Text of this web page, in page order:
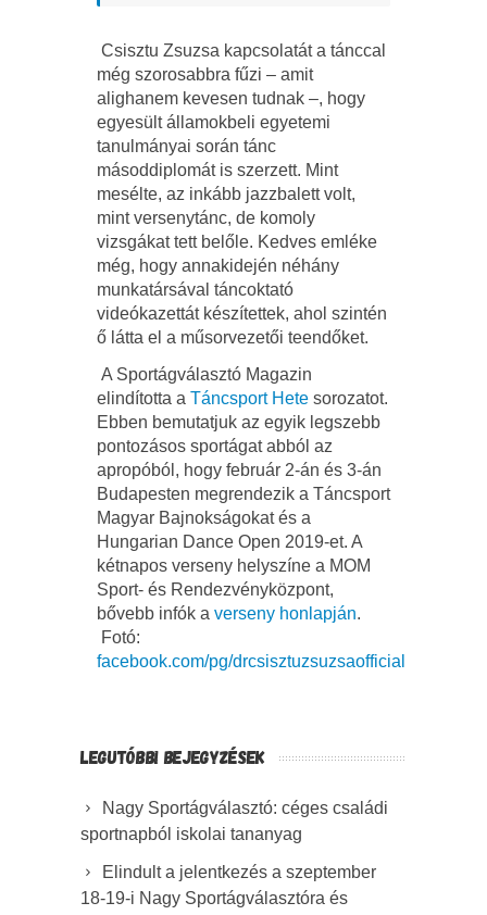
Csisztu Zsuzsa kapcsolatát a tánccal
még szorosabbra fűzi – amit
alighanem kevesen tudnak –, hogy
egyesült államokbeli egyetemi
tanulmányai során tánc
másoddiplomát is szerzett. Mint
mesélte, az inkább jazzbalett volt,
mint versenytánc, de komoly
vizsgákat tett belőle. Kedves emléke
még, hogy annakidején néhány
munkatársával táncoktató
videókazettát készítettek, ahol szintén
ő látta el a műsorvezetői teendőket.
A Sportágválasztó Magazin
elindította a Táncsport Hete sorozatot.
Ebben bemutatjuk az egyik legszebb
pontozásos sportágat abból az
apropóból, hogy február 2-án és 3-án
Budapesten megrendezik a Táncsport
Magyar Bajnokságokat és a
Hungarian Dance Open 2019-et. A
kétnapos verseny helyszíne a MOM
Sport- és Rendezvényközpont,
bővebb infók a verseny honlapján.
Fotó:
facebook.com/pg/drcsisztuzsuzsaofficial
LEGUTÓBBI BEJEGYZÉSEK
Nagy Sportágválasztó: céges családi
sportnapból iskolai tananyag
Elindult a jelentkezés a szeptember
18-19-i Nagy Sportágválasztóra és